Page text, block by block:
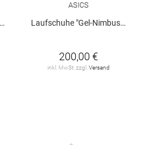
ASICS
Laufschuhe "Gel-Nimbus 28 W"
200,00 €
inkl. MwSt. zzgl. Versand